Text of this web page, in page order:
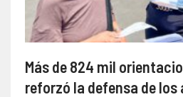
Más de 824 mil
reforzó la defensa de los